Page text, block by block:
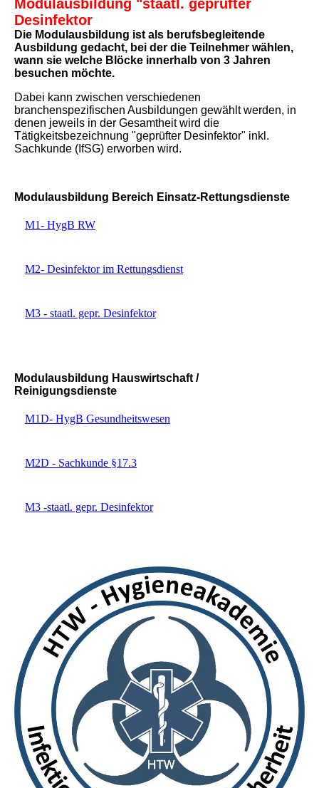
Modulausbildung "staatl. geprüfter
Desinfektor
Die Modulausbildung ist als berufsbegleitende
Ausbildung gedacht, bei der die Teilnehmer wählen,
wann sie welche Blöcke innerhalb von 3 Jahren
besuchen möchte.
Dabei kann zwischen verschiedenen
branchenspezifischen Ausbildungen gewählt werden, in
denen jeweils in der Gesamtheit wird die
Tätigkeitsbezeichnung "geprüfter Desinfektor" inkl.
Sachkunde (IfSG) erworben wird.
Modulausbildung Bereich Einsatz-Rettungsdienste
M1- HygB RW
M2- Desinfektor im Rettungsdienst
M3 - staatl. gepr. Desinfektor
Modulausbildung Hauswirtschaft /
Reinigungsdienste
M1D- HygB Gesundheitswesen
M2D - Sachkunde §17.3
M3 -staatl. gepr. Desinfektor